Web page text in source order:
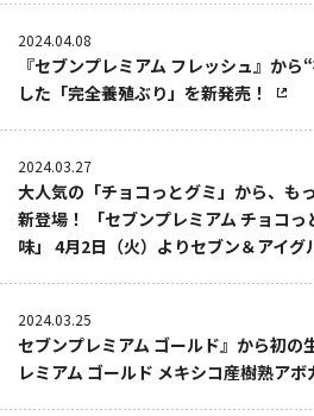
2024.04.08
『セブンプレミアム フレッシュ』か
した「完全養殖ぶり」を新発売！
2024.03.27
大人気の「チョコっとグミ」から、も
新登場！ 「セブンプレミアム チョコ
味」 4月2日（火）よりセブン＆アイグ
2024.03.25
セブンプレミアム ゴールド』から初の
レミアム ゴールド メキシコ産樹熟アボ